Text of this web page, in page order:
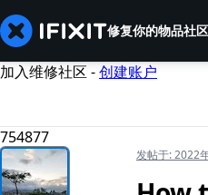
修复你的物品社区
加入维修社区 -创建账户
754877
发帖于:2022